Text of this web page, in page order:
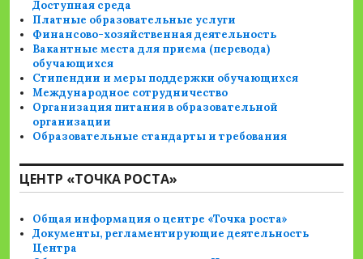
Доступная среда
Платные образовательные услуги
Финансово-хозяйственная деятельность
Вакантные места для приема (перевода)
обучающихся
Стипендии и меры поддержки обучающихся
Международное сотрудничество
Организация питания в образовательной
организации
Образовательные стандарты и требования
ЦЕНТР «ТОЧКА РОСТА»
Общая информация о центре «Точка роста»
Документы, регламентирующие деятельность
Центра